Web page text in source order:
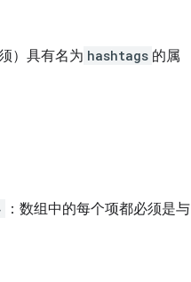
）具有名为 hashtags 的属
：数组中的每个项都必须是与